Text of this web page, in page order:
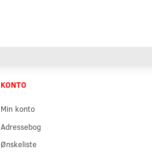
KONTO
Min konto
Adressebog
Ønskeliste